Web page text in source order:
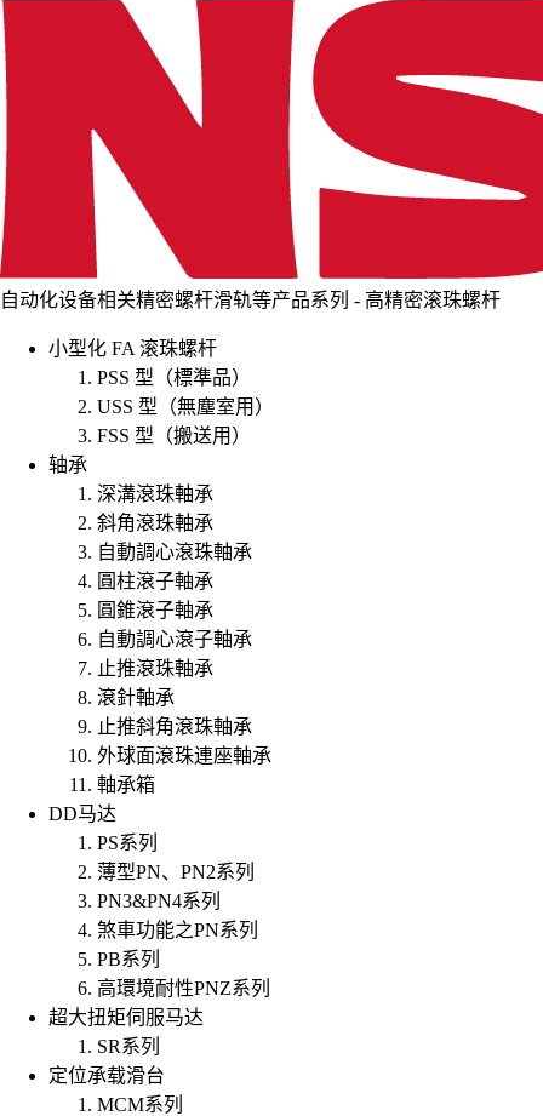
自动化设备相关精密螺杆滑轨等产品系列 - 高精密滚珠螺杆
小型化 FA 滚珠螺杆
PSS 型（標準品）
USS 型（無塵室用）
FSS 型（搬送用）
轴承
深溝滾珠軸承
斜角滾珠軸承
自動調心滾珠軸承
圓柱滾子軸承
圓錐滾子軸承
自動調心滾子軸承
止推滾珠軸承
滾針軸承
止推斜角滾珠軸承
外球面滾珠連座軸承
軸承箱
DD马达
PS系列
薄型PN、PN2系列
PN3&PN4系列
煞車功能之PN系列
PB系列
高環境耐性PNZ系列
超大扭矩伺服马达
SR系列
定位承载滑台
MCM系列